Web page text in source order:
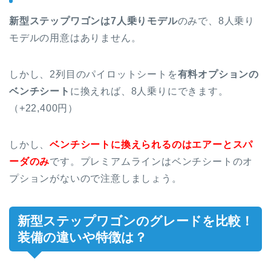
新型ステップワゴンは7人乗りモデルのみで、8人乗り
モデルの用意はありません。
しかし、2列目のパイロットシートを有料オプションの
ベンチシート に換えれば、8人乗りにできます。
（+22,400円）
しかし、ベンチシートに換えられるのはエアーとスパ
ーダのみです。プレミアムラインはベンチシートのオ
プションがないので注意しましょう。
新型ステップワゴンのグレードを比較！
装備の違いや特徴は？